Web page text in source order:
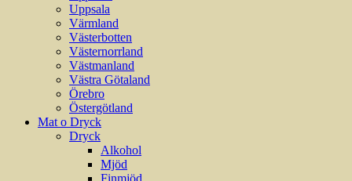
Uppsala
Värmland
Västerbotten
Västernorrland
Västmanland
Västra Götaland
Örebro
Östergötland
Mat o Dryck
Dryck
Alkohol
Mjöd
Finmjöd